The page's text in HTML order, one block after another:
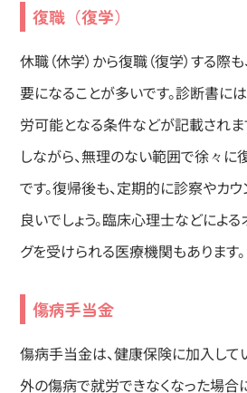
復職（復学）
休職（休学）から復職（復学）する際
要になることが多いです。診断書に
労可能となる条件などが記載されま
しながら、無理のない範囲で徐々に
です。復帰後も、定期的に診察やカ
良いでしょう。臨床心理士などによ
グを受けられる医療機関もあります。
傷病手当金
傷病手当金は、健康保険に加入して
外の傷病で就労できなくなった場合